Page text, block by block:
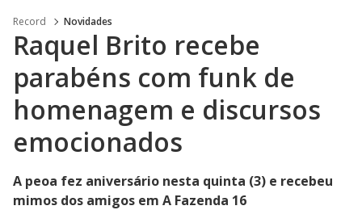
Record Novidades
Raquel Brito recebe
parabéns com funk de
homenagem e discursos
emocionados
A peoa fez aniversário nesta quinta (3) e recebeu
mimos dos amigos em A Fazenda 16